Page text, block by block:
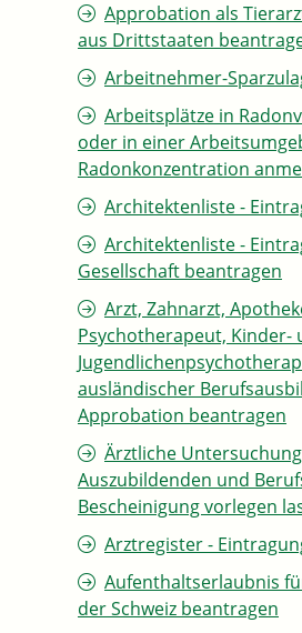
Approbation als
aus Drittstaaten
Arbeitnehmer-
Arbeitsplätze in
oder in einer
Radonkonzentration
Architektenliste -
Architektenliste -
Gesellschaft beantragen
Arzt, Zahnarzt,
Psychotherapeut, Kinder-
ausländischer
Approbation beantragen
Ärztliche
Auszubildenden und
Bescheinigung vorlegen
Arztregister -
Aufenthaltserlaubnis
der Schweiz beantragen